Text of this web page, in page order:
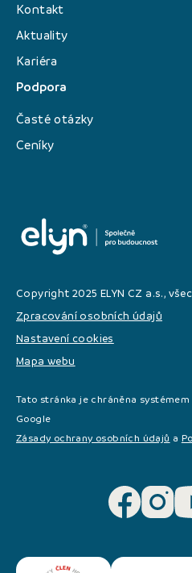
Kontakt
Aktuality
Kariéra
Podpora
Časté otázky
Ceníky
Copyright 2025 ELYN CZ a.s.,
Zpracování osobních údajů
Nastavení cookies
Mapa webu
Tato stránka je chráněna systémem
Google
Zásady ochrany osobních údajů a